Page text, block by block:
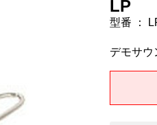
LP
型番 ：
デモサウ